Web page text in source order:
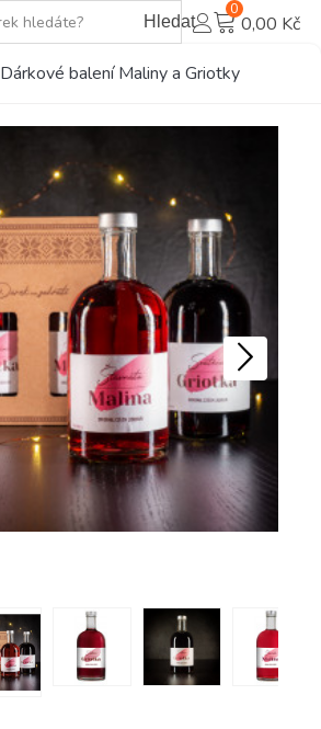
Hledat
0
0,00 Kč
Dárkové balení Maliny a Griotky